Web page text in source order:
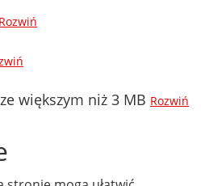
Rozwiń
większym niż 3 MB Rozwiń